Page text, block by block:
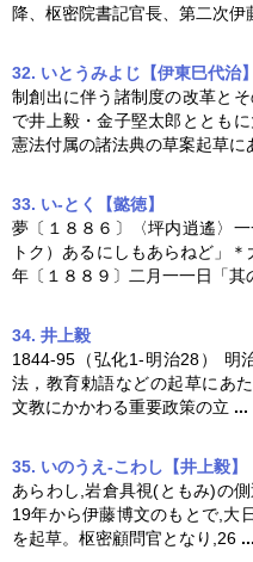
降、枢密院書記官長、第二次伊
32. いとうみよじ【伊東巳代治】
制創出に伴う諸制度の改革と
で井上毅・金子堅太郎とともに
憲法付属の諸法典の草案起草に
33. い‐とく【懿徳】
夢〔１８８６〕〈坪内逍遙〉
トク）あるにしもあらねど」＊
年〔１８８９〕二月一一日「其
34. 井上毅
1844-95（弘化1-明治28） 明
法 ，教育勅語などの起草にあ
文教にかかわる重要政策の立 ...
35. いのうえ-こわし【井上毅】
あらわし,岩倉具視(ともみ)の
19年から伊藤博文のもとで, 大
を起草。枢密顧問官となり,26 ...